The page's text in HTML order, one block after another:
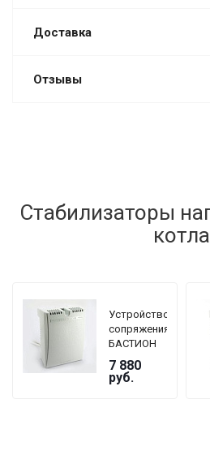
Доставка
Отзывы
Стабилизаторы
котла
Устройство
сопряжения
БАСТИОН
TEPLOCOM
GF
7 880
руб.